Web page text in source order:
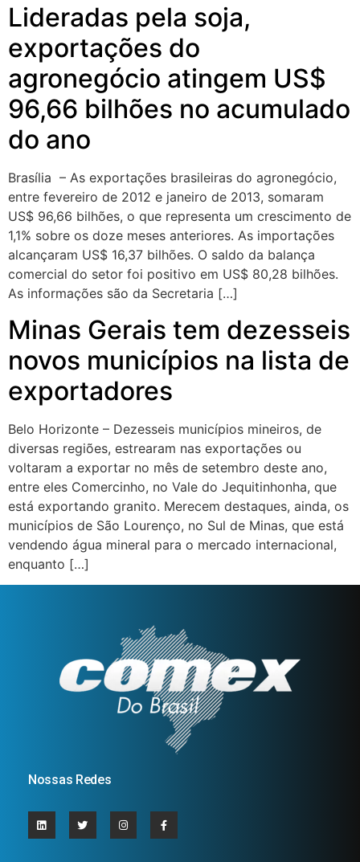
Lideradas pela soja,
exportações do
agronegócio atingem US$
96,66 bilhões no acumulado
do ano
Brasília – As exportações brasileiras do agronegócio,
entre fevereiro de 2012 e janeiro de 2013, somaram
US$ 96,66 bilhões, o que representa um crescimento de
1,1% sobre os doze meses anteriores. As importações
alcançaram US$ 16,37 bilhões. O saldo da balança
comercial do setor foi positivo em US$ 80,28 bilhões.
As informações são da Secretaria […]
Minas Gerais tem dezesseis
novos municípios na lista de
exportadores
Belo Horizonte – Dezesseis municípios mineiros, de
diversas regiões, estrearam nas exportações ou
voltaram a exportar no mês de setembro deste ano,
entre eles Comercinho, no Vale do Jequitinhonha, que
está exportando granito. Merecem destaques, ainda, os
municípios de São Lourenço, no Sul de Minas, que está
vendendo água mineral para o mercado internacional,
enquanto […]
Nossas Redes